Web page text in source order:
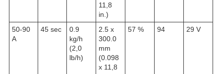
11,8
in.)
50-90
A
45 sec
0.9
kg/h
(2,0
lb/h)
2.5 x
300.0
mm
(0.098
x 11,8
57 % 94 29 V